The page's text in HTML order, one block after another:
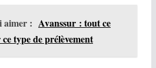
aimer : Avanssur : tout ce
type de prélèvement